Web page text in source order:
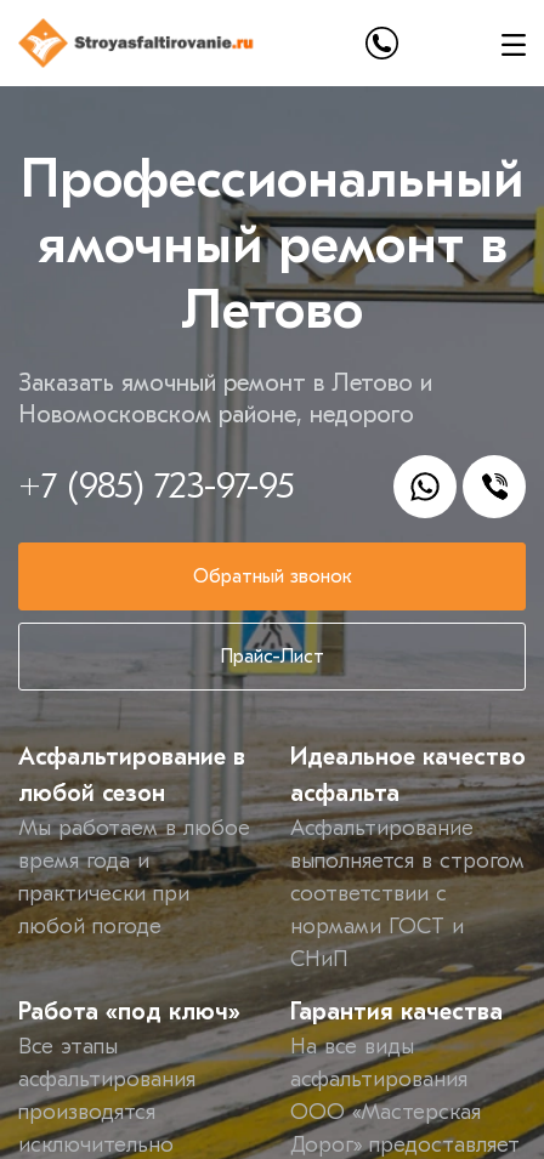
Профессиональный
ямочный ремонт в
Летово
Заказать ямочный ремонт в Летово и
Новомосковском районе, недорого
+7 (985) 723-97-95
Обратный звонок
Прайс-Лист
Асфальтирование в
любой сезон
Мы работаем в любое
время года и
практически при
любой погоде
Идеальное качество
асфальта
Асфальтирование
выполняется в строгом
соответствии с
нормами ГОСТ и
СНиП
Работа «под ключ»
Все этапы
асфальтирования
производятся
исключительно
Гарантия качества
На все виды
асфальтирования
ООО «Мастерская
Дорог» предоставляет